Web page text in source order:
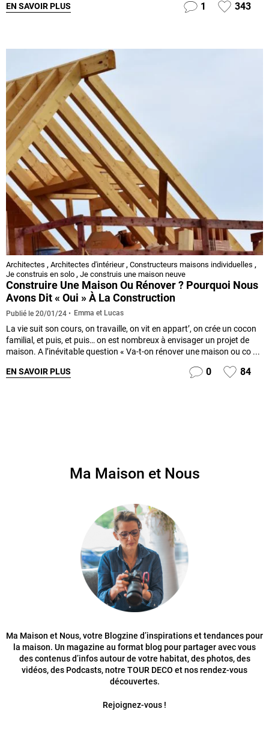
EN SAVOIR PLUS 1 343
Architectes , Architectes d'intérieur, Constructeurs maisons individuelles ,
Je construis en solo , Je construis une maison neuve
Construire Une Maison Ou Rénover ? Pourquoi Nous
Avons Dit « Oui » À La Construction
Publié le 20/01/24 Emma et Lucas
La vie suit son cours, on travaille, on vit en appart’, on crée un cocon
familial, et puis, et puis… on est nombreux à envisager un projet de
maison. A l’inévitable question « Va-t-on rénover une maison ou co ...
EN SAVOIR PLUS 0 84
Ma Maison et Nous
Ma Maison et Nous, votre Blogzine d’inspirations et tendances pour
la maison. Un magazine au format blog pour partager avec vous
des contenus d’infos autour de votre habitat, des photos, des
vidéos, des Podcasts, notre TOUR DECO et nos rendez-vous
découvertes.
Rejoignez-vous !